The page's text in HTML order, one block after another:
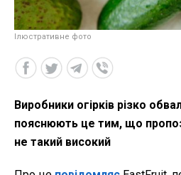
Ілюстративне фото
Виробники огірків різко
пояснюють це тим, що
не такий високий